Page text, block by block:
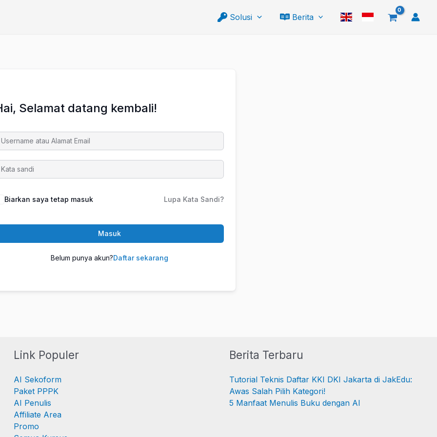
Solusi
Berita
Selamat datang kembali!
Biarkan saya tetap masuk Lupa Kata Sandi?
Masuk
Belum punya akun?Daftar sekarang
Link Populer
AI Sekoform
Paket PPPK
AI Penulis
Affiliate Area
Promo
Berita Terbaru
Tutorial Teknis Daftar KKI DKI Jakarta di JakEdu:
Awas Salah Pilih Kategori!
5 Manfaat Menulis Buku dengan AI